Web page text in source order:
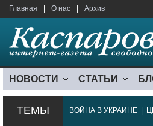
Главная О нас Архив
НОВОСТИ СТАТЬИ
ТЕМЫ ВОЙНА В УКРАИНЕ